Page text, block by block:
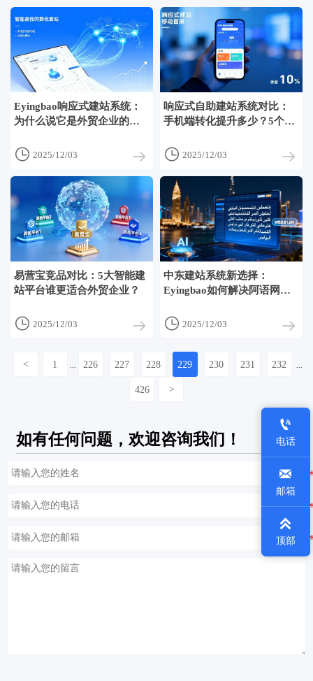
Eyingbao响应式建站系统：
为什么说它是外贸企业的首
 2025/12/03
响应式自助建站系统对比：
手机端转化提升多少？5个真
 2025/12/03
易营宝竞品对比：5大智能建
站平台谁更适合外贸企业？
 2025/12/03
中东建站系统新选择：
Eyingbao如何解决阿语网站
 2025/12/03
< 1 226 227 228 229 230 231 232
426 >
如有任何问题，欢迎咨询我们！

电话

邮箱

顶部